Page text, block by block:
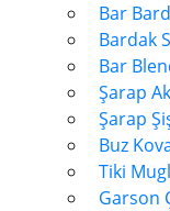
Bar
Bardak
Bar
Şarap
Şarap
Buz
Tiki
Garson